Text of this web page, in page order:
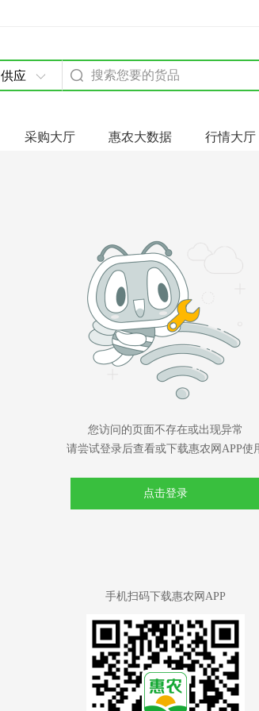
供应
采购大厅 惠农大数据 行情大厅
您访问的页面不存在或出现异常
请尝试登录后查看或下载惠农网APP使
点击登录
手机扫码下载惠农网APP